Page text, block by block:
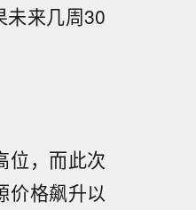
未来几周30
位，而此次
价格飙升以